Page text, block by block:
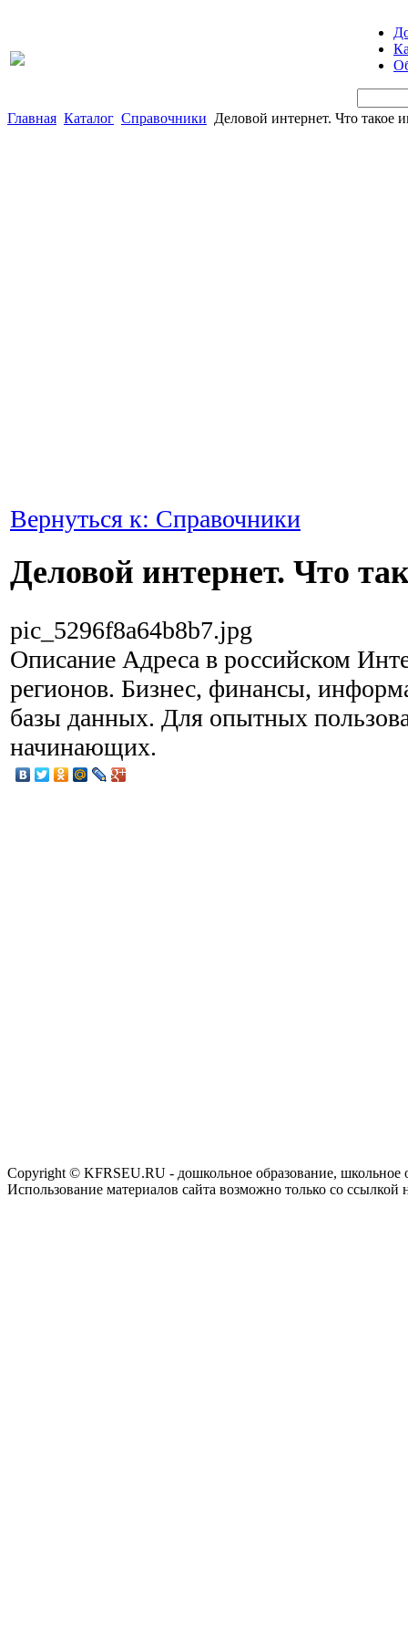
Главная Каталог Справочники Деловой интернет. Что такое
Вернуться к: Справочники
Деловой интернет. Что
pic_5296f8a64b8b7.jpg
Описание Адреса в российском
регионов. Бизнес, финансы,
базы данных. Для опытных
начинающих.
Copyright © KFRSEU.RU - дошкольное образование, школьное
Использование материалов сайта возможно только со ссылкой